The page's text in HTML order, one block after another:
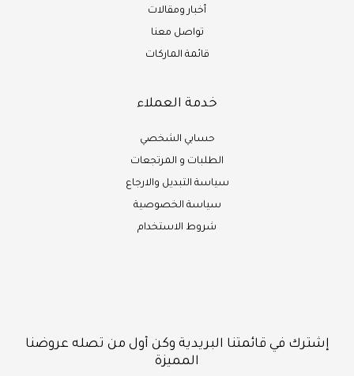
أخبار ومقالات
تواصل معنا
قائمة الماركات
خدمة العملاء
حسابي الشخصي
الطلبات و المرتجعات
سياسة التبديل والارجاع
سياسة الخصوصية
شروط الاستخدام
إشترك في قائمتنا البريدية وكن أول من تصله عروضنا
المميزة